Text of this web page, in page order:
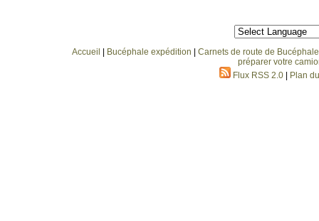
Accueil Bucéphale expédition
Carnets de route de
préparer votre
Flux RSS 2.0
Plan